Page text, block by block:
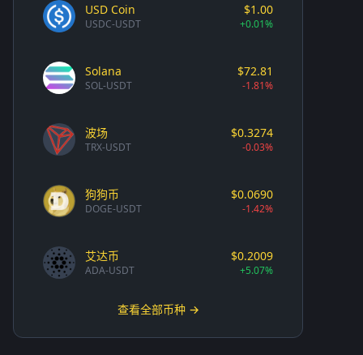
USD Coin
USDC-USDT
$1.00
+0.01%
Solana
SOL-USDT
$72.81
-1.81%
波场
TRX-USDT
$0.3274
-0.03%
狗狗币
DOGE-USDT
$0.0690
-1.42%
艾达币
ADA-USDT
$0.2009
+5.07%
查看全部币种 →